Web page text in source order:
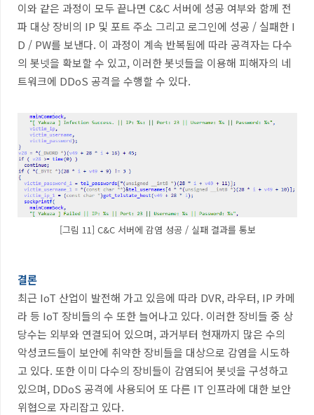
이와 같은 과정이 모두 끝나면 C&C서버에 성공 여부와 함께 전
파 대상 장비의 IP 및 포트 주소 그리고 로그인에 성공 / 실패한 I
D / PW를 보낸다. 이 과정이 계속 반복됨에 따라 공격자는 다수
의 봇넷을 확보할 수 있고, 이러한 봇넷들을 이용해 피해자의 네
트워크에 DDoS 공격을 수행할 수 있다.
[그림 11] C&C 서버에 감염 성공 / 실패 결과를 통보
결론
최근 IoT 산업이 발전해 가고 있음에 따라 DVR, 라우터, IP 카메
라 등 IoT 장비들의 수 또한 늘어나고 있다. 이러한 장비들 중 상
당수는 외부와 연결되어 있으며, 과거부터 현재까지 많은 수의
악성코드들이 보안에 취약한 장비들을 대상으로 감염을 시도하
고 있다. 또한 이미 다수의 장비들이 감염되어 봇넷을 구성하고
있으며, DDoS 공격에 사용되어 또 다른 IT 인프라에 대한 보안
위협으로 자리잡고 있다.